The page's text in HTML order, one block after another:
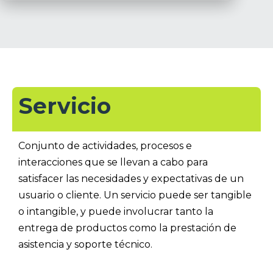
Servicio
Conjunto de actividades, procesos e
interacciones que se llevan a cabo para
satisfacer las necesidades y expectativas de un
usuario o cliente. Un servicio puede ser tangible
o intangible, y puede involucrar tanto la
entrega de productos como la prestación de
asistencia y soporte técnico.